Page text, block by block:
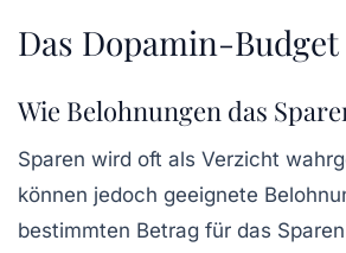
Das Dopamin-
Wie Belohnungen das
Sparen wird oft als Verzicht
können jedoch geeignete
bestimmten Betrag für das